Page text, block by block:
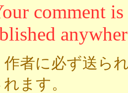
comment
者に必ず送ら
ます。